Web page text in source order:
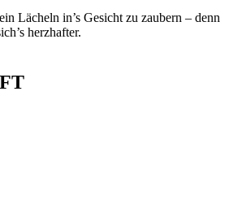
Lächeln in’s Gesicht zu zaubern – denn
herzhafter.